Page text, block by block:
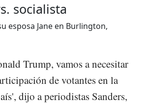
socialista
esposa Jane en Burlington,
Trump, vamos a necesitar
de votantes en la
dijo a periodistas Sanders,